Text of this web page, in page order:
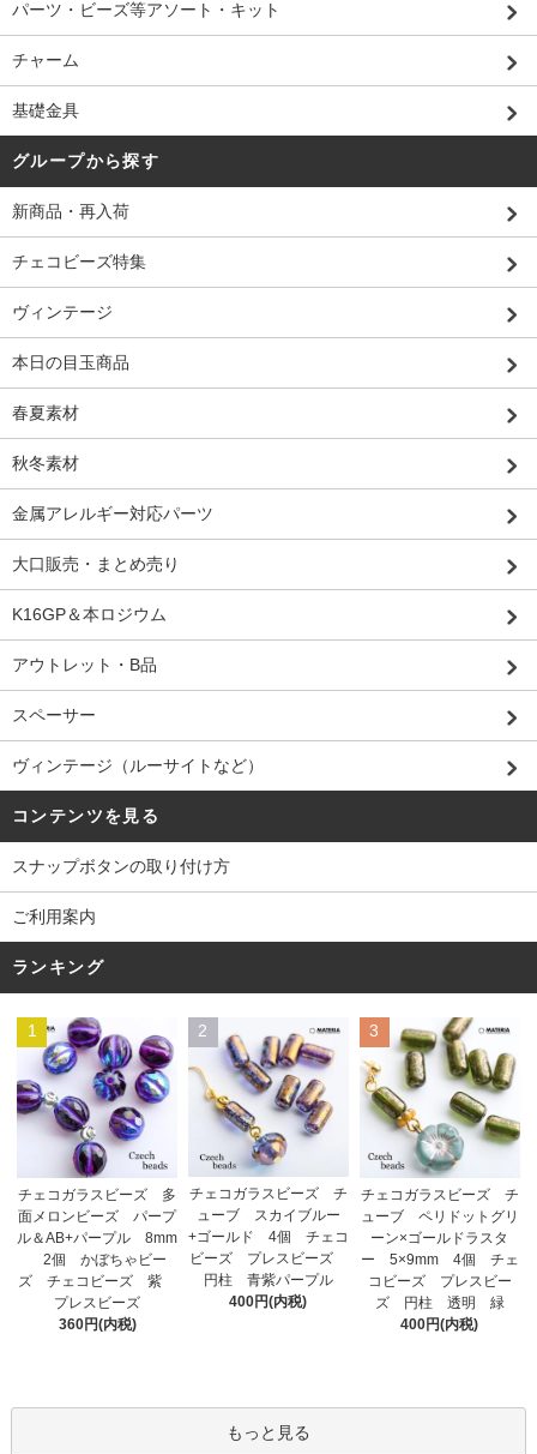
パーツ・ビーズ等アソート・キット
チャーム
基礎金具
グループから探す
新商品・再入荷
チェコビーズ特集
ヴィンテージ
本日の目玉商品
春夏素材
秋冬素材
金属アレルギー対応パーツ
大口販売・まとめ売り
K16GP＆本ロジウム
アウトレット・B品
スペーサー
ヴィンテージ（ルーサイトなど）
コンテンツを見る
スナップボタンの取り付け方
ご利用案内
ランキング
1
チェコガラスビーズ 多
面メロンビーズ パープ
ル＆AB+パープル 8mm
2個 かぼちゃビー
ズ チェコビーズ 紫
プレスビーズ
360円(内税)
2
チェコガラスビーズ チ
ューブ スカイブルー
+ゴールド 4個 チェコ
ビーズ プレスビーズ
円柱 青紫パープル
400円(内税)
3
チェコガラスビーズ チ
ューブ ペリドットグリ
ーン×ゴールドラスタ
ー 5×9mm 4個 チェ
コビーズ プレスビー
ズ 円柱 透明 緑
400円(内税)
もっと見る